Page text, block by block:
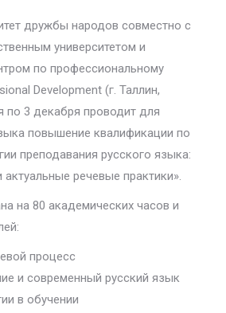
дружбы народов совместно с
университетом и
по профессиональному
Development (г. Таллин,
по 3 декабря проводит для
повышение квалификации по
преподавания русского языка:
речевые практики».
на 80 академических часов и
процесс
и современный русский язык
в обучении